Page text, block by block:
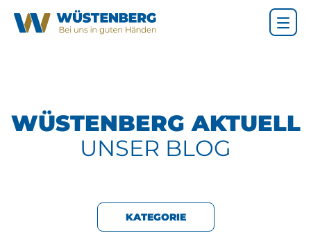
WÜSTENBERG AKTUELL
UNSER BLOG
KATEGORIE